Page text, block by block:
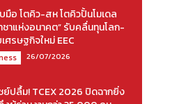
มือ โตคิว-สห โตคิวปั้นโมเดล
ชาแห่งอนาคต” รับคลื่นทุนโลก-
ศรษฐกิจใหม่ EEC
26/07/2026
ปลื้ม! TCEX 2026 ปิดฉากยิ่ง